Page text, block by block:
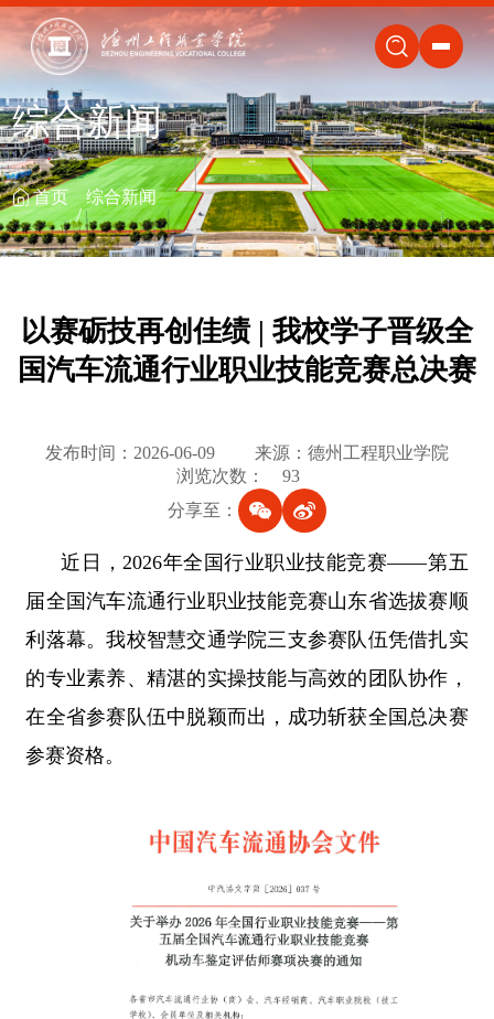
关闭
综合新闻
首页 综合新闻
以赛砺技再创佳绩 | 我校学子晋级全
国汽车流通行业职业技能竞赛总决赛
发布时间：2026-06-09
来源：德州工程职业学院
浏览次数：
93
分享至：
近日，2026年全国行业职业技能竞赛——第五
届全国汽车流通行业职业技能竞赛山东省选拔赛顺
利落幕。我校智慧交通学院三支参赛队伍凭借扎实
的专业素养、精湛的实操技能与高效的团队协作，
在全省参赛队伍中脱颖而出，成功斩获全国总决赛
参赛资格。